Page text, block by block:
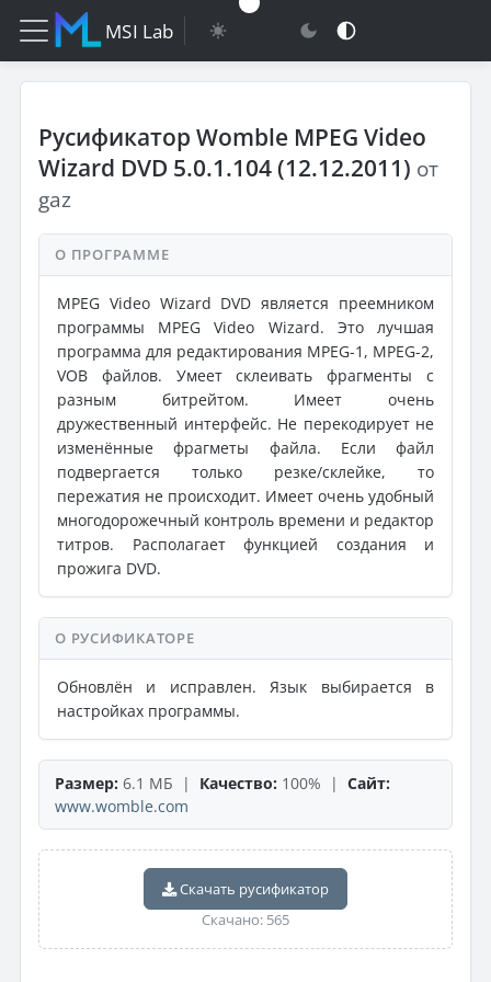
MSI Lab
Русификатор Womble MPEG Video
Wizard DVD 5.0.1.104 (12.12.2011) от
gaz
О ПРОГРАММЕ
MPEG Video Wizard DVD является преемником
программы MPEG Video Wizard. Это лучшая
программа для редактирования MPEG-1, MPEG-2,
VOB файлов. Умеет склеивать фрагменты с
разным битрейтом. Имеет очень
дружественный интерфейс. Не перекодирует не
изменённые фрагметы файла. Если файл
подвергается только резке/склейке, то
пережатия не происходит. Имеет очень удобный
многодорожечный контроль времени и редактор
титров. Располагает функцией создания и
прожига DVD.
О РУСИФИКАТОРЕ
Обновлён и исправлен. Язык выбирается в
настройках программы.
Размер: 6.1 МБ | Качество: 100% | Сайт:
www.womble.com
Скачать русификатор
Скачано: 565